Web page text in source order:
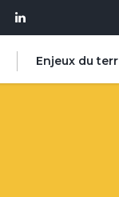
Enjeux du